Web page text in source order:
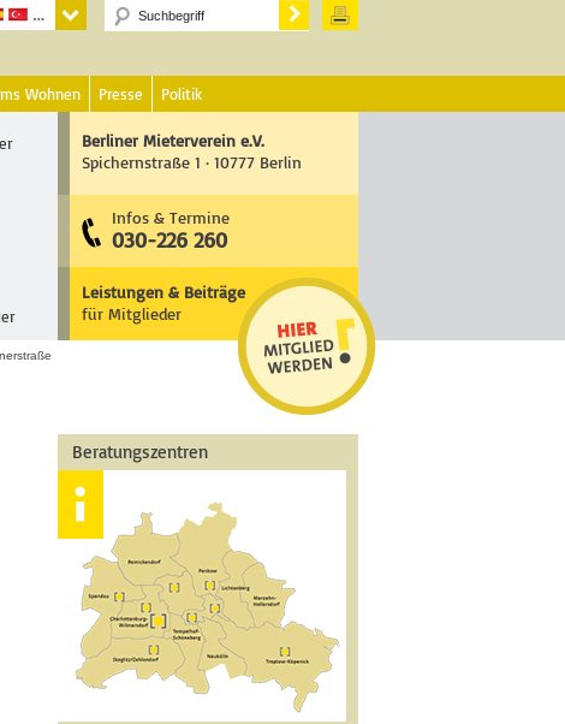
Wohnen Presse Politik
Berliner Mieterverein e.V.
Spichernstraße 1 · 10777 Berlin
Infos & Termine
030-226 260
Leistungen & Beiträge
für Mitglieder
Beratungszentren